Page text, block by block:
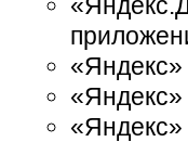
«Яндекс»
«Яндекс»